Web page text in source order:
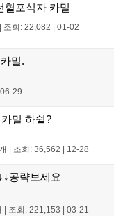
혈포식자 카밀
조회: 22,082 01-02
밀.
06-29
밀 하쉴?
조회: 36,562 12-28
공략보세요
조회: 221,153 03-21